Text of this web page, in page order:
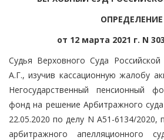
ОПРЕДЕЛЕНИЕ
от 12 марта 2021 г. N
Судья Верховного Суда
А.Г., изучив кассационную жалобу
Негосударственный пенсионный
фонд на решение Арбитражного
22.05.2020 по делу N А51-6134/2020,
арбитражного апелляционного